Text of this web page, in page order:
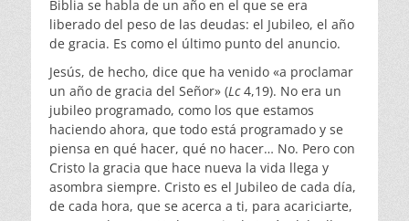
Biblia se habla de un año en el que se era
liberado del peso de las deudas: el Jubileo, el año
de gracia. Es como el último punto del anuncio.
Jesús, de hecho, dice que ha venido «a proclamar
un año de gracia del Señor» (Lc4,19). No era un
jubileo programado, como los que estamos
haciendo ahora, que todo está programado y se
piensa en qué hacer, qué no hacer… No. Pero con
Cristo la gracia que hace nueva la vida llega y
asombra siempre. Cristo es el Jubileo de cada día,
de cada hora, que se acerca a ti, para acariciarte,